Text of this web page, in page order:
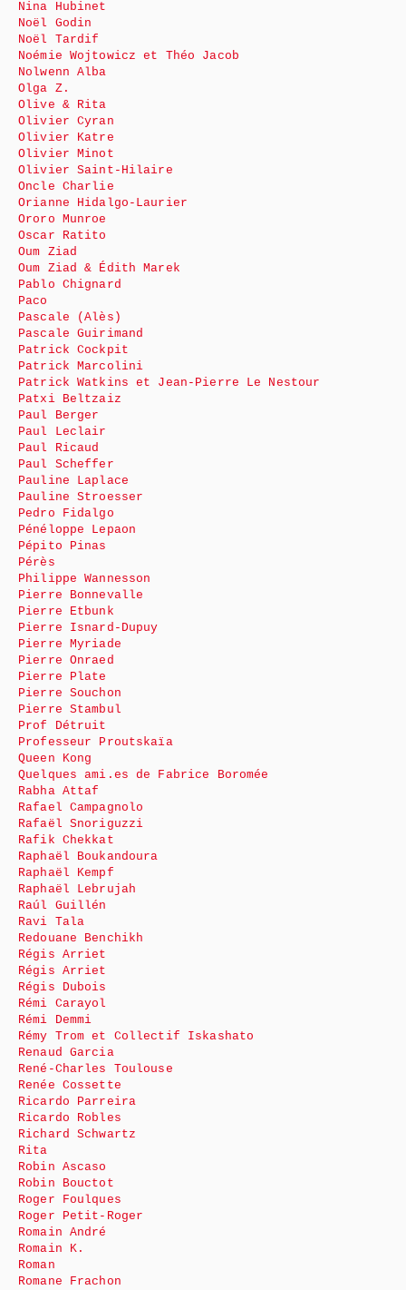
Nina Hubinet
Noël Godin
Noël Tardif
Noémie Wojtowicz et Théo Jacob
Nolwenn Alba
Olga Z.
Olive & Rita
Olivier Cyran
Olivier Katre
Olivier Minot
Olivier Saint-Hilaire
Oncle Charlie
Orianne Hidalgo-Laurier
Ororo Munroe
Oscar Ratito
Oum Ziad
Oum Ziad & Édith Marek
Pablo Chignard
Paco
Pascale (Alès)
Pascale Guirimand
Patrick Cockpit
Patrick Marcolini
Patrick Watkins et Jean-Pierre Le Nestour
Patxi Beltzaiz
Paul Berger
Paul Leclair
Paul Ricaud
Paul Scheffer
Pauline Laplace
Pauline Stroesser
Pedro Fidalgo
Pénéloppe Lepaon
Pépito Pinas
Pérès
Philippe Wannesson
Pierre Bonnevalle
Pierre Etbunk
Pierre Isnard-Dupuy
Pierre Myriade
Pierre Onraed
Pierre Plate
Pierre Souchon
Pierre Stambul
Prof Détruit
Professeur Proutskaïa
Queen Kong
Quelques ami.es de Fabrice Boromée
Rabha Attaf
Rafael Campagnolo
Rafaël Snoriguzzi
Rafik Chekkat
Raphaël Boukandoura
Raphaël Kempf
Raphaël Lebrujah
Raúl Guillén
Ravi Tala
Redouane Benchikh
Régis Arriet
Régis Arriet
Régis Dubois
Rémi Carayol
Rémi Demmi
Rémy Trom et Collectif Iskashato
Renaud Garcia
René-Charles Toulouse
Renée Cossette
Ricardo Parreira
Ricardo Robles
Richard Schwartz
Rita
Robin Ascaso
Robin Bouctot
Roger Foulques
Roger Petit-Roger
Romain André
Romain K.
Roman
Romane Frachon